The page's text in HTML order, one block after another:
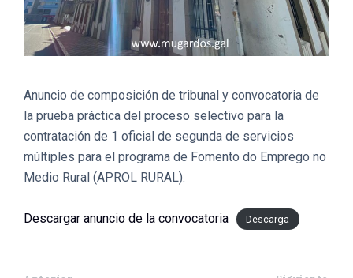
Anuncio de composición de tribunal y convocatoria de
la prueba práctica del proceso selectivo para la
contratación de 1 oficial de segunda de servicios
múltiples para el programa de Fomento do Emprego no
Medio Rural (APROL RURAL):
Descargar anuncio de la convocatoria Descarga